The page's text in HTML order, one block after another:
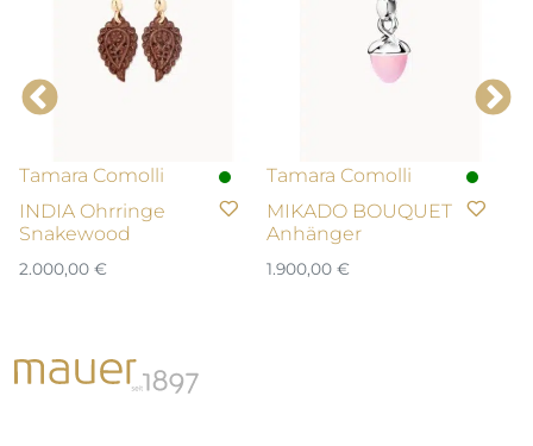
Tamara Comolli
INDIA Ohrringe
Snakewood
2.000,00 €
Tamara Comolli
MIKADO BOUQUET
Anhänger
1.900,00 €